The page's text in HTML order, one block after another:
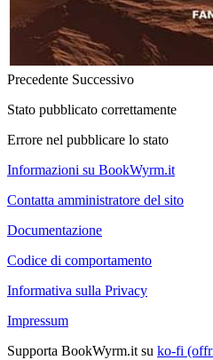
Precedente Successivo
Stato pubblicato correttamente
Errore nel pubblicare lo stato
Informazioni su BookWyrm.it
Contatta amministratore del sito
Documentazione
Codice di comportamento
Informativa sulla Privacy
Impressum
Supporta BookWyrm.it su ko-fi